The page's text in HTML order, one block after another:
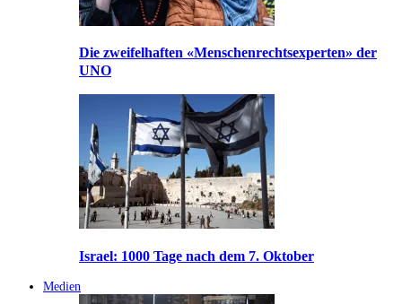
Die zweifelhaften «Menschenrechtsexperten» der
UNO
Israel: 1000 Tage nach dem 7. Oktober
Medien